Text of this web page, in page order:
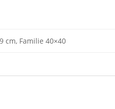
cm, Familie 40×40